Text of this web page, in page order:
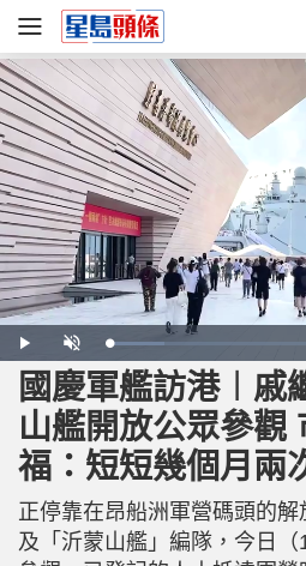
P
l
a
y
U
n
m
u
t
e
L
o
a
d
e
d
:
2
1
.
1
8
國慶軍艦訪港︱戚
山艦開放公眾參觀
福：短短幾個月兩
正停靠在昂船洲軍營碼頭的解
及「沂蒙山艦」編隊，今日